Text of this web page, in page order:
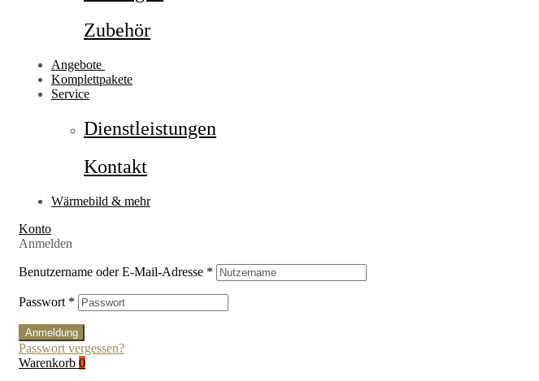
Zubehör
Angebote
Komplettpakete
Service
Dienstleistungen
Kontakt
Wärmebild & mehr
Konto
Anmelden
Benutzername oder E-Mail-Adresse *
Passwort *
Anmeldung
Passwort vergessen?
Warenkorb 0